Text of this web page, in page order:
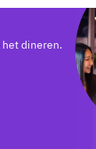
het dineren.